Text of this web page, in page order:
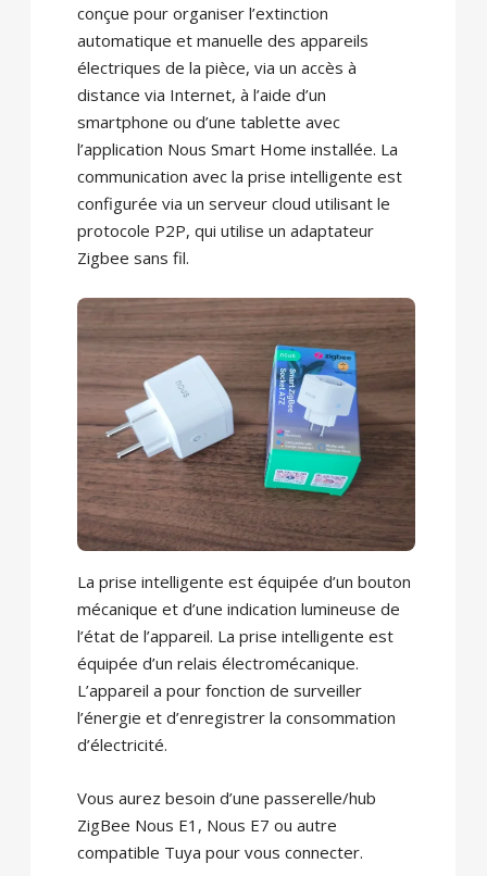
conçue pour organiser l’extinction
automatique et manuelle des appareils
électriques de la pièce, via un accès à
distance via Internet, à l’aide d’un
smartphone ou d’une tablette avec
l’application Nous Smart Home installée. La
communication avec la prise intelligente est
configurée via un serveur cloud utilisant le
protocole P2P, qui utilise un adaptateur
Zigbee sans fil.
La prise intelligente est équipée d’un bouton
mécanique et d’une indication lumineuse de
l’état de l’appareil. La prise intelligente est
équipée d’un relais électromécanique.
L’appareil a pour fonction de surveiller
l’énergie et d’enregistrer la consommation
d’électricité.
Vous aurez besoin d’une passerelle/hub
ZigBee Nous E1, Nous E7 ou autre
compatible Tuya pour vous connecter.